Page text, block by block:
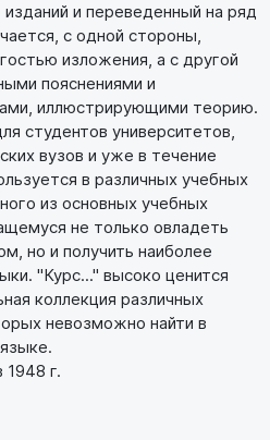
и переведенный на ряд
с одной стороны,
изложения, а с другой
пояснениями и
иллюстрирующими теорию.
студентов университетов,
вузов и уже в течение
в различных учебных
из основных учебных
не только овладеть
но и получить наиболее
"Курс..." высоко ценится
коллекция различных
невозможно найти в
г.